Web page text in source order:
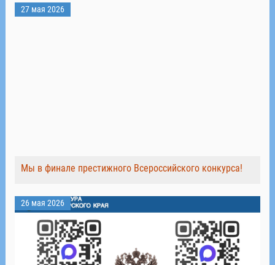
27 мая 2026
Мы в финале престижного Всероссийского конкурса!
26 мая 2026